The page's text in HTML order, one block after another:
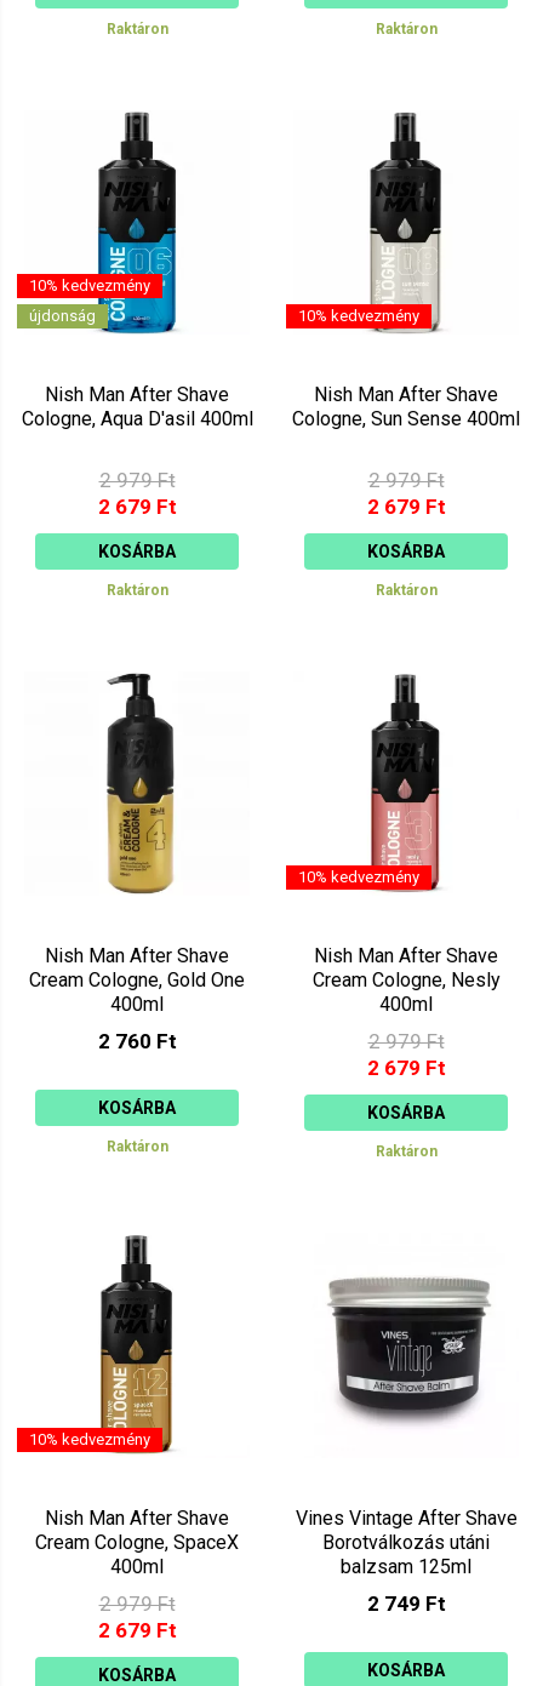
Raktáron Raktáron
10% kedvezmény
újdonság
Nish Man After Shave
Cologne, Aqua D'asil 400ml
2 979 Ft
2 679 Ft
KOSÁRBA
Raktáron
10% kedvezmény
Nish Man After Shave
Cologne, Sun Sense 400ml
2 979 Ft
2 679 Ft
KOSÁRBA
Raktáron
Nish Man After Shave
Cream Cologne, Gold One
400ml
2 760 Ft
KOSÁRBA
Raktáron
10% kedvezmény
Nish Man After Shave
Cream Cologne, Nesly
400ml
2 979 Ft
2 679 Ft
KOSÁRBA
Raktáron
10% kedvezmény
Nish Man After Shave
Cream Cologne, SpaceX
400ml
2 979 Ft
2 679 Ft
KOSÁRBA
Vines Vintage After Shave
Borotválkozás utáni
balzsam 125ml
2 749 Ft
KOSÁRBA